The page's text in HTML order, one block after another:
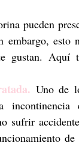
pueden
embargo,
gustan. Aquí
Uno de
incontinencia
sufrir
de